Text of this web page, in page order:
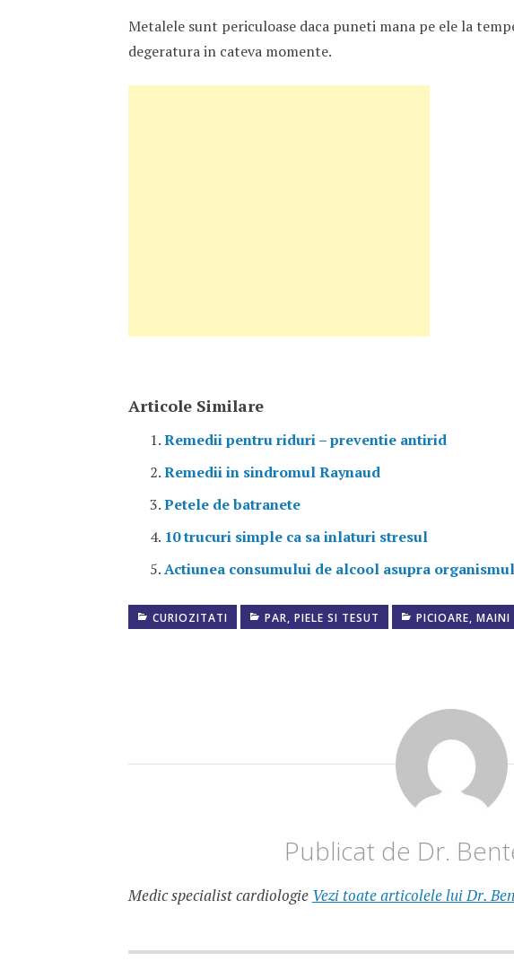
Metalele sunt periculoase daca puneti mana pe ele la
degeratura in cateva momente.
Articole Similare
Remedii pentru riduri – preventie antirid
Remedii in sindromul Raynaud
Petele de batranete
10 trucuri simple ca sa inlaturi stresul
Actiunea consumului de alcool asupra
CURIOZITATI PAR, PIELE SI TESUT PICIOARE, MAINI
DEGERATURA
Publicat de Dr.
Medic specialist cardiologie Vezi toate articolele lui Dr.